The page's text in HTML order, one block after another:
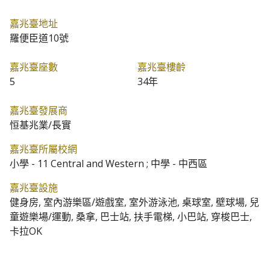
嘉兆臺地址
羅便臣道10號
嘉兆臺座數
5
嘉兆臺樓齡
34年
嘉兆臺發展商
恒基兆業/長實
嘉兆臺所屬校網
小學 - 11 Central and Western ; 中學 - 中西區
嘉兆臺設施
健身房, 室內游樂區/遊戲室, 室外游泳池, 桌球室, 壁球場, 兒
童遊樂場/運動, 桑拿, 巴士站, 扶手電梯, 小巴站, 穿梭巴士,
卡拉OK